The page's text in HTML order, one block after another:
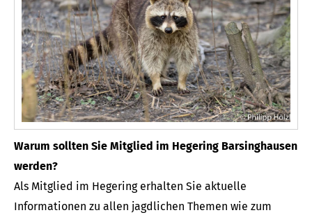
Warum sollten Sie Mitglied im Hegering Barsinghausen
werden?
Als Mitglied im Hegering erhalten Sie aktuelle
Informationen zu allen jagdlichen Themen wie zum